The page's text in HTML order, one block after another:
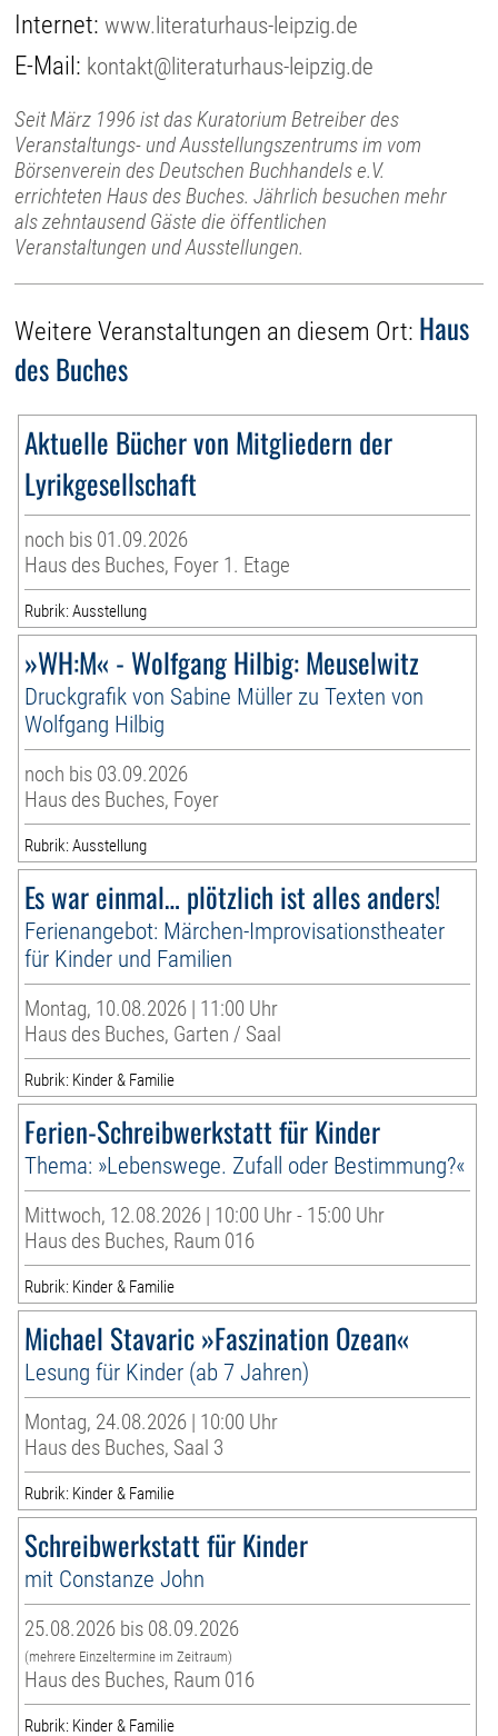
Internet:www.literaturhaus-leipzig.de
E-Mail: kontakt@literaturhaus-leipzig.de
Seit März 1996 ist das Kuratorium Betreiber des
Veranstaltungs- und Ausstellungszentrums im vom
Börsenverein des Deutschen Buchhandels e.V.
errichteten Haus des Buches. Jährlich besuchen mehr
als zehntausend Gäste die öffentlichen
Veranstaltungen und Ausstellungen.
Weitere Veranstaltungen an diesem Ort: Haus
des Buches
Aktuelle Bücher von Mitgliedern der
Lyrikgesellschaft
noch bis 01.09.2026
Haus des Buches, Foyer 1. Etage
Rubrik: Ausstellung
»WH:M« - Wolfgang Hilbig: Meuselwitz
Druckgrafik von Sabine Müller zu Texten von
Wolfgang Hilbig
noch bis 03.09.2026
Haus des Buches, Foyer
Rubrik: Ausstellung
Es war einmal… plötzlich ist alles anders!
Ferienangebot: Märchen-Improvisationstheater
für Kinder und Familien
Montag, 10.08.2026 | 11:00 Uhr
Haus des Buches, Garten / Saal
Rubrik: Kinder & Familie
Ferien-Schreibwerkstatt für Kinder
Thema: »Lebenswege. Zufall oder Bestimmung?«
Mittwoch, 12.08.2026 | 10:00 Uhr - 15:00 Uhr
Haus des Buches, Raum 016
Rubrik: Kinder & Familie
Michael Stavaric »Faszination Ozean«
Lesung für Kinder (ab 7 Jahren)
Montag, 24.08.2026 | 10:00 Uhr
Haus des Buches, Saal 3
Rubrik: Kinder & Familie
Schreibwerkstatt für Kinder
mit Constanze John
25.08.2026 bis 08.09.2026
(mehrere Einzeltermine im Zeitraum)
Haus des Buches, Raum 016
Rubrik: Kinder & Familie